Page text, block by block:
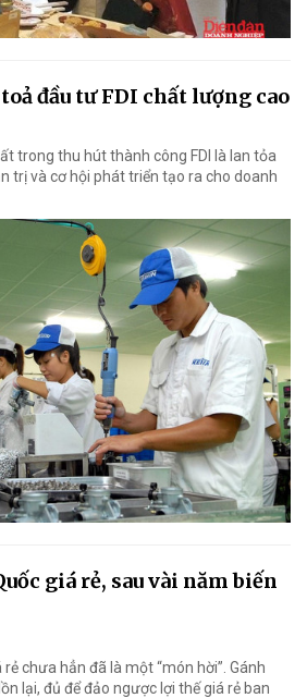
đầu tư FDI chất lượng cao
trong thu hút thành công FDI là lan tỏa
trị và cơ hội phát triển tạo ra cho doanh
giá rẻ, sau vài năm biến
chưa hẳn đã là một “món hời”. Gánh
lại, đủ để đảo ngược lợi thế giá rẻ ban